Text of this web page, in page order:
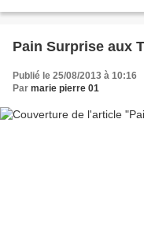
Pain Surprise aux
Publié le 25/08/2013 à 10:16
Par marie pierre 01